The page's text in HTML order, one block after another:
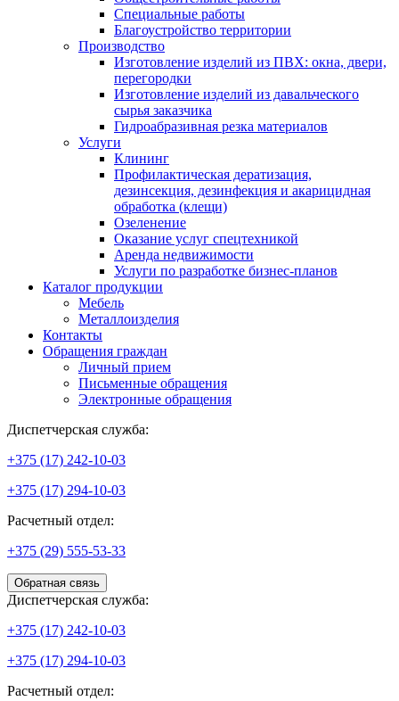
Специальные работы
Благоустройство территории
Производство
Изготовление изделий из ПВХ: окна, двери,
перегородки
Изготовление изделий из давальческого
сырья заказчика
Гидроабразивная резка материалов
Услуги
Клининг
Профилактическая дератизация,
дезинсекция, дезинфекция и акарицидная
обработка (клещи)
Озеленение
Оказание услуг спецтехникой
Аренда недвижимости
Услуги по разработке бизнес-планов
Каталог продукции
Мебель
Металлоизделия
Контакты
Обращения граждан
Личный прием
Письменные обращения
Электронные обращения
Диспетчерская служба:
+375 (17) 242-10-03
+375 (17) 294-10-03
Расчетный отдел:
+375 (29) 555-53-33
Обратная связь
Диспетчерская служба:
+375 (17) 242-10-03
+375 (17) 294-10-03
Расчетный отдел: